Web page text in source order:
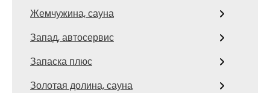
Жемчужина, сауна
Запад, автосервис
Запаска плюс
Золотая долина, сауна